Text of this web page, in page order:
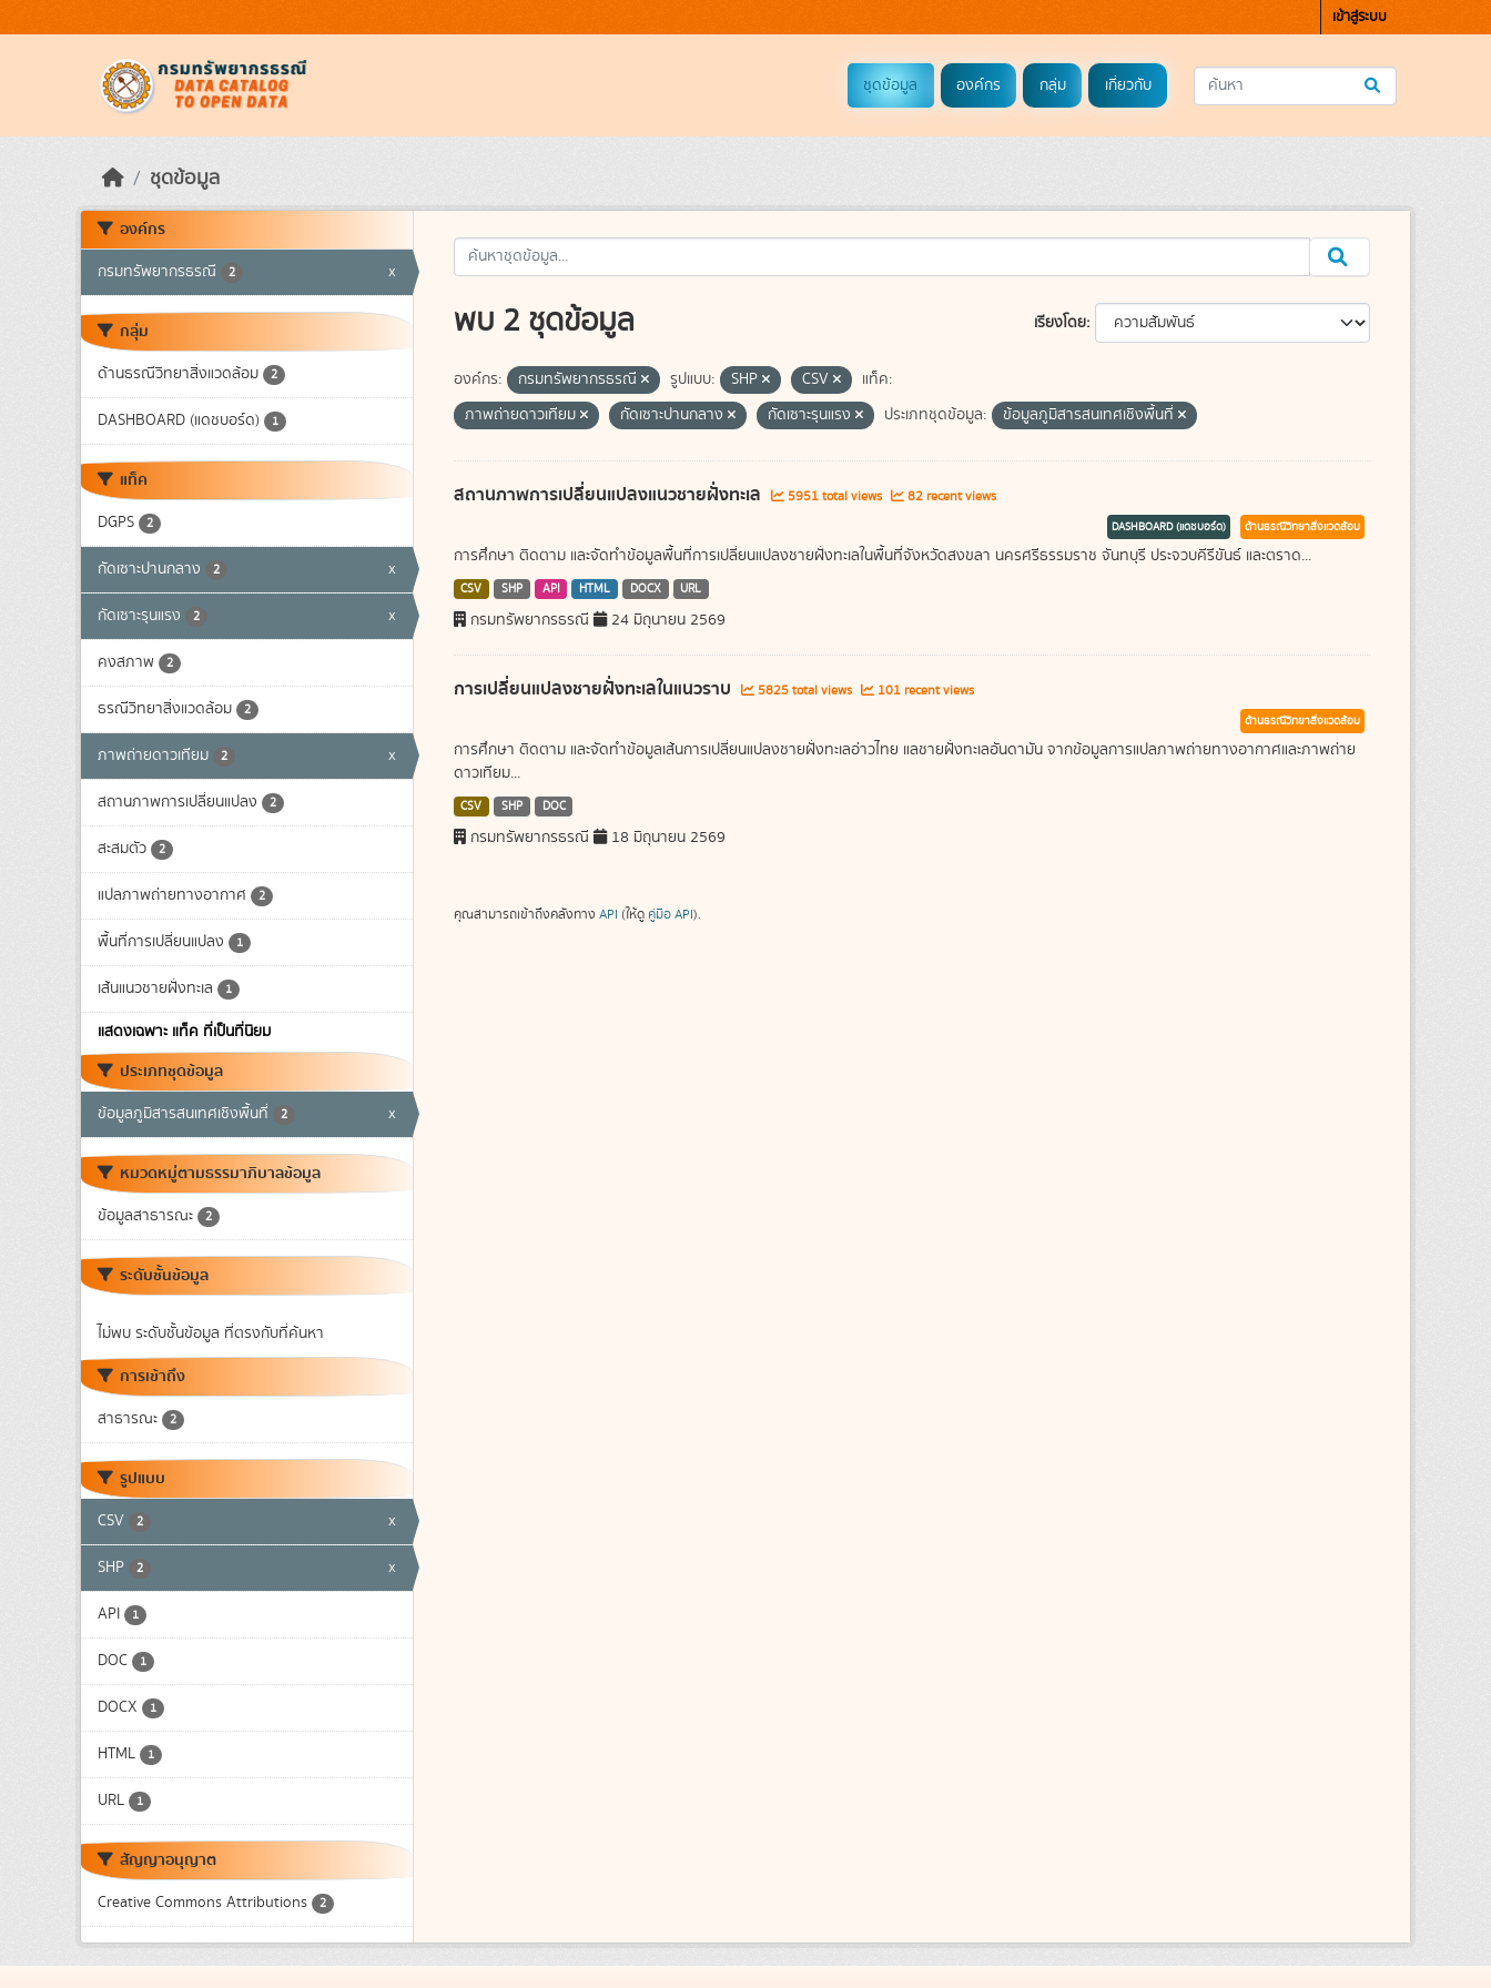
เข้าสู่ระบบ
ชุดข้อมูล องค์กร กลุ่ม เกี่ยวกับ
ชุดข้อมูล
องค์กร
กรมทรัพยากรธรณี 2 x
กลุ่ม
ด้านธรณีวิทยาสิ่งแวดล้อม 2
DASHBOARD (แดชบอร์ด) 1
แท็ค
DGPS 2
กัดเซาะปานกลาง 2 x
กัดเซาะรุนแรง 2 x
คงสภาพ 2
ธรณีวิทยาสิ่งแวดล้อม 2
ภาพถ่ายดาวเทียม 2 x
สถานภาพการเปลี่ยนแปลง 2
สะสมตัว 2
แปลภาพถ่ายทางอากาศ 2
พื้นที่การเปลี่ยนแปลง 1
เส้นแนวชายฝั่งทะเล 1
แสดงเฉพาะ แท็ค ที่เป็นที่นิยม
ประเภทชุดข้อมูล
ข้อมูลภูมิสารสนเทศเชิงพื้นที่ 2 x
หมวดหมู่ตามธรรมาภิบาลข้อมูล
ข้อมูลสาธารณะ 2
ระดับชั้นข้อมูล
ไม่พบ ระดับชั้นข้อมูล ที่ตรงกับที่ค้นหา
การเข้าถึง
สาธารณะ 2
รูปแบบ
CSV 2 x
SHP 2 x
API 1
DOC 1
DOCX 1
HTML 1
URL 1
สัญญาอนุญาต
Creative Commons Attributions 2
เรียงโดย
พบ 2 ชุดข้อมูล
องค์กร: กรมทรัพยากรธรณี รูปแบบ: SHP CSV
แท็ค:
ภาพถ่ายดาวเทียม
กัดเซาะปานกลาง กัดเซาะรุนแรง ประเภทชุดข้อมูล: ข้อมูลภูมิสารสนเทศเชิงพื้นที่
สถานภาพการเปลี่ยนแปลงแนวชายฝั่งทะเล 5951 total views 82 recent views
DASHBOARD (แดชบอร์ด) ด้านธรณีวิทยาสิ่งแวดล้อม
การศึกษา ติดตาม และจัดทำข้อมูลพื้นที่การเปลี่ยนแปลงชายฝั่งทะเลในพื้นที่จังหวัดสงขลา นครศรีธรรมราช จันทบุรี ประจวบคีรีขันธ์ และตราด...
CSV SHP API HTML DOCX URL
กรมทรัพยากรธรณี 24 มิถุนายน 2569
การเปลี่ยนแปลงชายฝั่งทะเลในแนวราบ 5825 total views 101 recent views
ด้านธรณีวิทยาสิ่งแวดล้อม
การศึกษา ติดตาม และจัดทำข้อมูลเส้นการเปลี่ยนแปลงชายฝั่งทะเลอ่าวไทย แลชายฝั่งทะเลอันดามัน จากข้อมูลการแปลภาพถ่ายทางอากาศและภาพถ่าย
ดาวเทียม...
CSV SHP DOC
กรมทรัพยากรธรณี 18 มิถุนายน 2569
คุณสามารถเข้าถึงคลังทาง API (ให้ดู คู่มือ API).